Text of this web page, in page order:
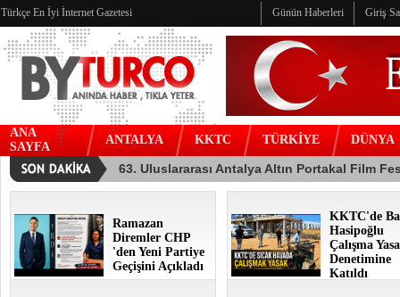
Türkçe En İyi İnternet Gazetesi Günün Haberleri Giriş
ANA
SAYFA
ANTALYA KKTC TÜRKİYE DÜNYA
Ramazan
Diremler CHP
'den Yeni Partiye
Geçişini Açıkladı
KKTC'de
Hasipoğlu
Çalışma
Denetimine
Katıldı